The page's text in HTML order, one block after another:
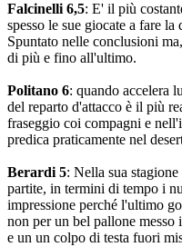
Falcinelli 6,5: E' il più
spesso le sue giocate a fare
Spuntato nelle conclusioni
di più e fino all'ultimo.
Politano 6: quando accelera
del reparto d'attacco è il più
fraseggio coi compagni e
predica praticamente nel
Berardi 5: Nella sua
partite, in termini di tempo i
impressione perché l'ultimo
non per un bel pallone
e un un colpo di testa fuori